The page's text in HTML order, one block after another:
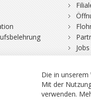
Jobs
Die in unserem
Mit der
verwenden.